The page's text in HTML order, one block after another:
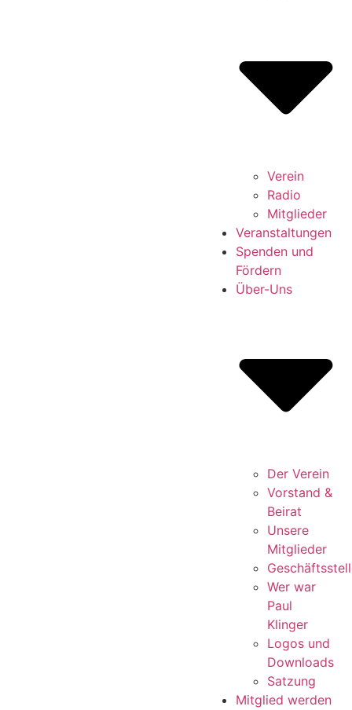
Verein
Radio
Mitglieder
Veranstaltungen
Spenden und
Fördern
Über-Uns
Der Verein
Vorstand &
Beirat
Unsere
Mitglieder
Wer war
Paul
Klinger
Logos und
Downloads
Satzung
Mitglied werden